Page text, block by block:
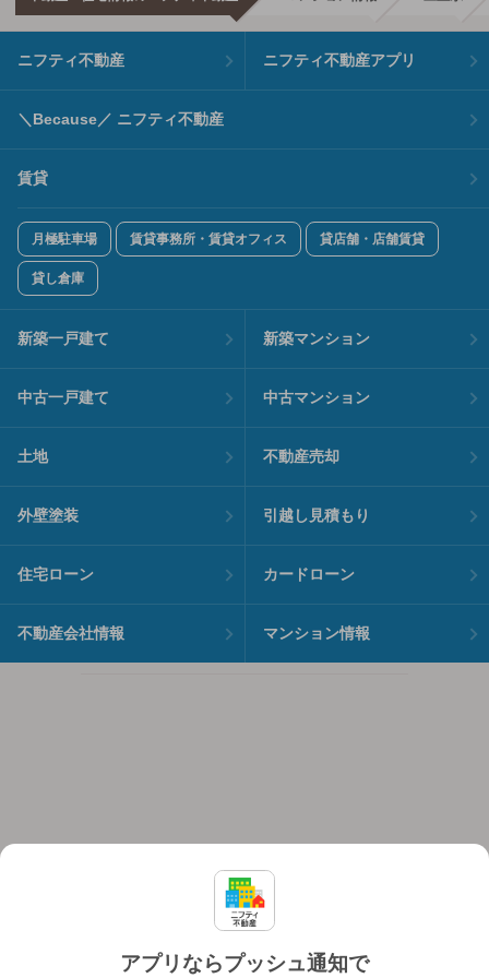
アプリならプッシュ通知で
ニフティ不動産 ニフティ不動産アプリ
＼Because／ ニフティ不動産
賃貸
月極駐車場 賃貸事務所・賃貸オフィス 貸店舗・店舗賃貸
貸し倉庫
新築一戸建て 新築マンション
中古一戸建て 中古マンション
土地 不動産売却
外壁塗装 引越し見積もり
住宅ローン カードローン
不動産会社情報 マンション情報